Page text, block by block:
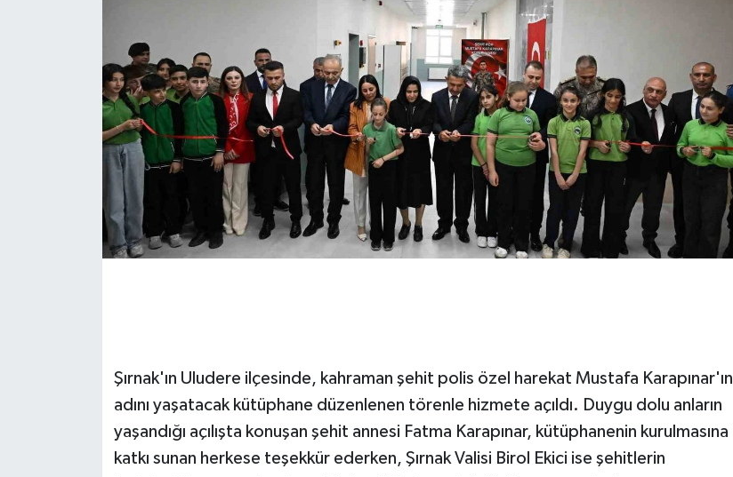
Şırnak'ın Uludere ilçesinde, kahraman şehit polis özel harekat Mustafa Karapınar'ın
adını yaşatacak kütüphane düzenlenen törenle hizmete açıldı. Duygu dolu anların
yaşandığı açılışta konuşan şehit annesi Fatma Karapınar, kütüphanenin kurulmasına
katkı sunan herkese teşekkür ederken, Şırnak Valisi Birol Ekici ise şehitlerin
English News
Flaş Haber
Gayrimenkul
HABERDE İNSAN
İş Dünyası